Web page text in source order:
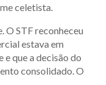
celetista.
O STF reconheceu
estava em
que a decisão do
consolidado. O